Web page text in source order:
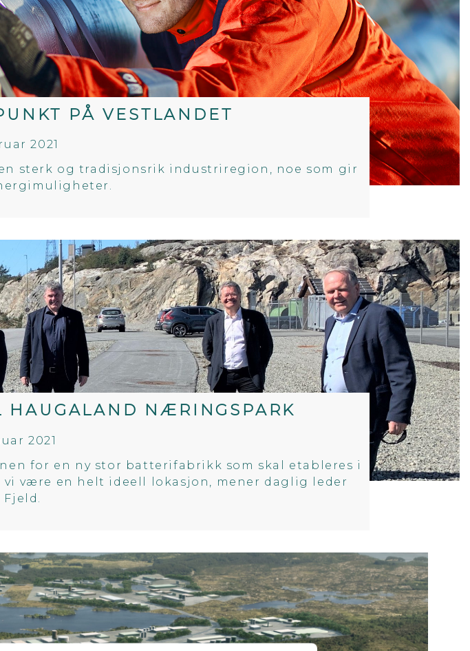
PÅ VESTLANDET
2021
sterk og tradisjonsrik industriregion, noe som gir
NÆRINGSPARK
2021
for en ny stor batterifabrikk som skal etableres i
vi være en helt ideell lokasjon, mener daglig leder